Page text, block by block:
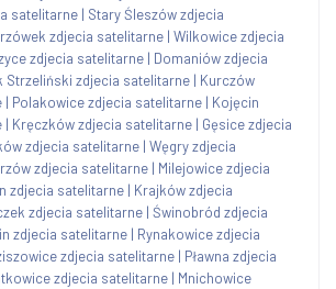
satelitarne | Stary Śleszów zdjecia
zdjecia satelitarne | Wilkowice zdjecia
zdjecia satelitarne | Domaniów zdjecia
Strzeliński zdjecia satelitarne | Kurczów
| Polakowice zdjecia satelitarne | Kojęcin
| Kręczków zdjecia satelitarne | Gęsice zdjecia
zdjecia satelitarne | Węgry zdjecia
zdjecia satelitarne | Milejowice zdjecia
zdjecia satelitarne | Krajków zdjecia
zdjecia satelitarne | Świnobród zdjecia
zdjecia satelitarne | Rynakowice zdjecia
zdjecia satelitarne | Pławna zdjecia
zdjecia satelitarne | Mnichowice